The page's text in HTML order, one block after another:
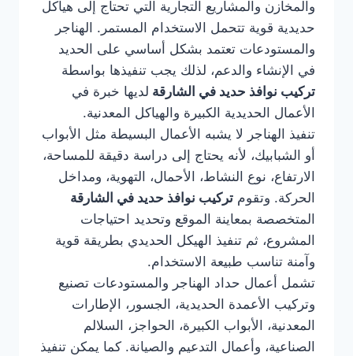
والمخازن والمشاريع التجارية التي تحتاج إلى هياكل
حديدية قوية تتحمل الاستخدام المستمر. الهناجر
والمستودعات تعتمد بشكل أساسي على الحديد
في الإنشاء والدعم، لذلك يجب تنفيذها بواسطة
تركيب نوافذ حديد في الشارقة لديها خبرة في
الأعمال الحديدية الكبيرة والهياكل المعدنية.
تنفيذ الهناجر لا يشبه الأعمال البسيطة مثل الأبواب
أو الشبابيك، لأنه يحتاج إلى دراسة دقيقة للمساحة،
الارتفاع، نوع النشاط، الأحمال، التهوية، ومداخل
الحركة. وتقوم تركيب نوافذ حديد في الشارقة
المتخصصة بمعاينة الموقع وتحديد احتياجات
المشروع، ثم تنفيذ الهيكل الحديدي بطريقة قوية
وآمنة تناسب طبيعة الاستخدام.
تشمل أعمال حداد الهناجر والمستودعات تصنيع
وتركيب الأعمدة الحديدية، الجسور، الإطارات
المعدنية، الأبواب الكبيرة، الحواجز، السلالم
الصناعية، وأعمال التدعيم والصيانة. كما يمكن تنفيذ